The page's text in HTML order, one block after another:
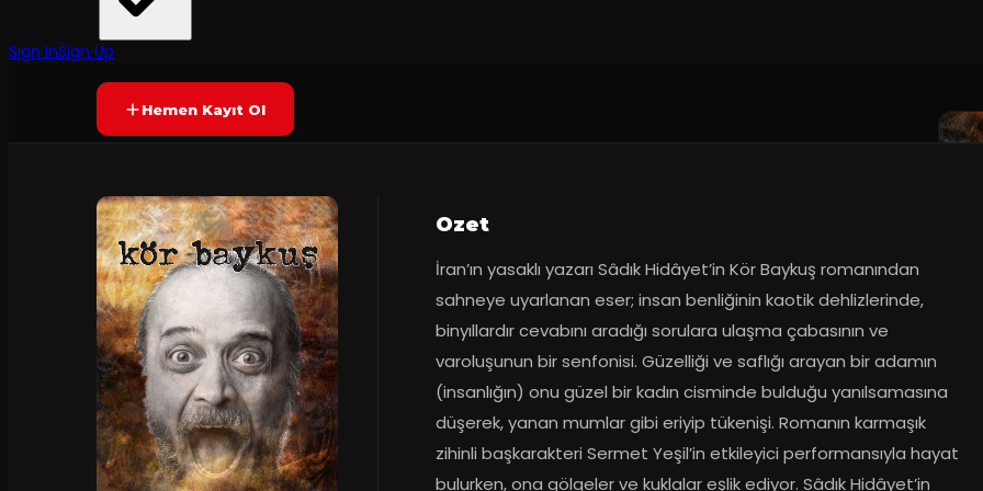
Sign InSign UpYAKINDA
Hemen Kayıt Ol
Ozet
İran’ın yasaklı yazarı Sâdık Hidâyet’in Kör Baykuş romanından
sahneye uyarlanan eser; insan benliğinin kaotik dehlizlerinde,
binyıllardır cevabını aradığı sorulara ulaşma çabasının ve
varoluşunun bir senfonisi. Güzelliği ve saflığı arayan bir adamın
(insanlığın) onu güzel bir kadın cisminde bulduğu yanılsamasına
düşerek, yanan mumlar gibi eriyip tükenişi. Romanın karmaşık
zihinli başkarakteri Sermet Yeşil’in etkileyici performansıyla hayat
bulurken, ona gölgeler ve kuklalar eşlik ediyor. Sâdık Hidâyet’in